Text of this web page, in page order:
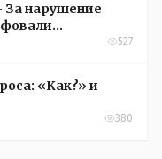
За нарушение
527
«Как?» и
380